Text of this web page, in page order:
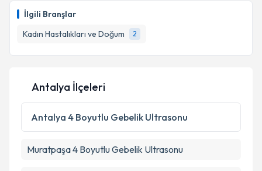
İlgili Branşlar
Kadın Hastalıkları ve Doğum
2
takvim hazırlandığında e-posta ile bilgilendireceğiz.
Kişisel verilerimin işlenmesine ilişkinAydınlatma
Metni'ni okudum ve kişisel verilerimin belirtilen
kapsamda işlenmesini kabul ediyorum.
Antalya İlçeleri
Antalya 4 Boyutlu Gebelik Ultrasonu
Muratpaşa4 Boyutlu Gebelik Ultrasonu